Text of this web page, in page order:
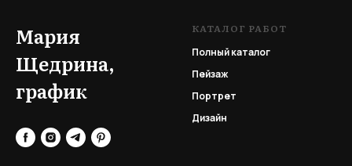
Мария
Щедрина,
график
КАТАЛОГ РАБОТ
Полный каталог
Пейзаж
Портрет
Дизайн